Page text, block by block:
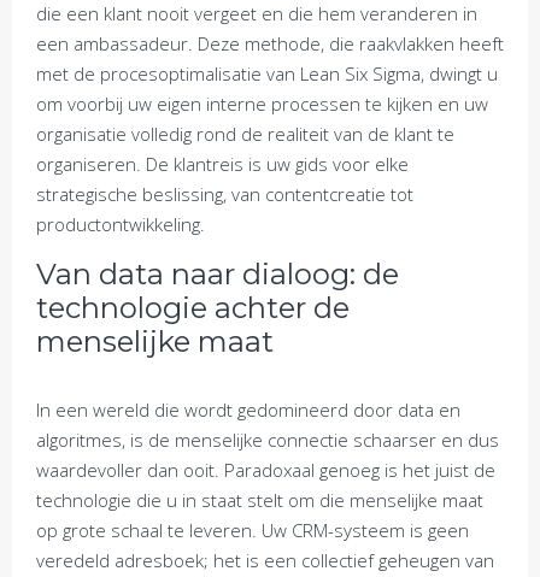
die een klant nooit vergeet en die hem veranderen in
een ambassadeur. Deze methode, die raakvlakken heeft
met de procesoptimalisatie van Lean Six Sigma, dwingt u
om voorbij uw eigen interne processen te kijken en uw
organisatie volledig rond de realiteit van de klant te
organiseren. De klantreis is uw gids voor elke
strategische beslissing, van contentcreatie tot
productontwikkeling.
Van data naar dialoog: de
technologie achter de
menselijke maat
In een wereld die wordt gedomineerd door data en
algoritmes, is de menselijke connectie schaarser en dus
waardevoller dan ooit. Paradoxaal genoeg is het juist de
technologie die u in staat stelt om die menselijke maat
op grote schaal te leveren. Uw CRM-systeem is geen
veredeld adresboek; het is een collectief geheugen van